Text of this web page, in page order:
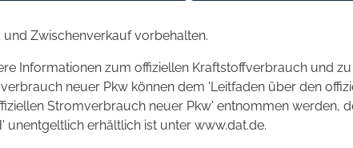
und Zwischenverkauf vorbehalten.
Informationen zum offiziellen Kraftstoffverbrauch und
neuer Pkw können dem 'Leitfaden über den
Stromverbrauch neuer Pkw' entnommen werden,
unentgeltlich erhältlich ist unter www.dat.de.